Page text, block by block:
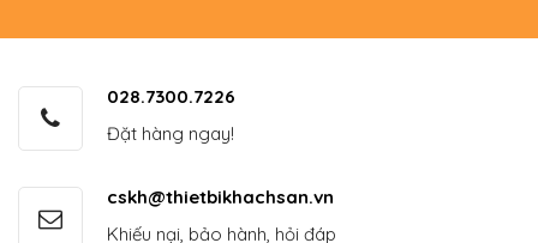
028.7300.7226
Đặt hàng ngay!
cskh@thietbikhachsan.vn
Khiếu nại, bảo hành, hỏi đáp